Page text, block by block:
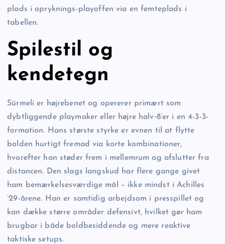
plads i opryknings-playoffen via en femteplads i
tabellen.
Spilestil og
kendetegn
Sürmeli er højrebenet og opererer primært som
dybtliggende playmaker eller højre halv‐8’er i en 4-3-3-
formation. Hans største styrke er evnen til at flytte
bolden hurtigt fremad via korte kombinationer,
hvorefter han støder frem i mellemrum og afslutter fra
distancen. Den slags langskud har flere gange givet
ham bemærkelsesværdige mål – ikke mindst i Achilles
’29-årene. Han er samtidig arbejdsom i presspillet og
kan dække større områder defensivt, hvilket gør ham
brugbar i både boldbesiddende og mere reaktive
taktiske setups.